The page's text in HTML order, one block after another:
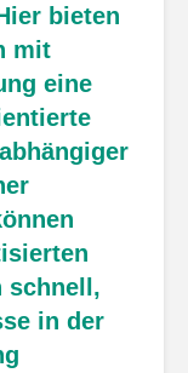
bieten
mit
eine
schnell,
in der